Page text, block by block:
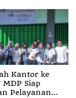
Kantor ke
Siap
Pelayanan